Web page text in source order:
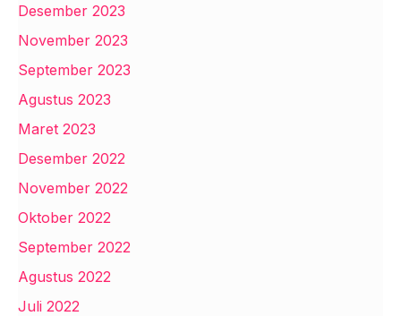
Desember 2023
November 2023
September 2023
Agustus 2023
Maret 2023
Desember 2022
November 2022
Oktober 2022
September 2022
Agustus 2022
Juli 2022